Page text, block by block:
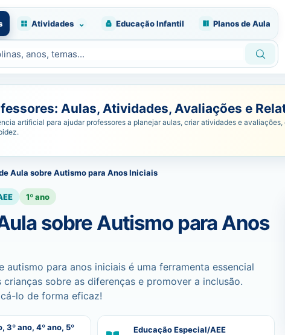
Atividades ⌄ Educação Infantil Planos de Aula
Aulas, Atividades, Avaliações e
artificial para ajudar professores a planejar aulas, criar atividades e avaliações,
Aula sobre Autismo para Anos Iniciais
1º ano
sobre Autismo para Anos
autismo para anos iniciais é uma ferramenta essencial
crianças sobre as diferenças e promover a inclusão.
lo de forma eficaz!
3º ano, 4º ano, 5º
Educação Especial/AEE